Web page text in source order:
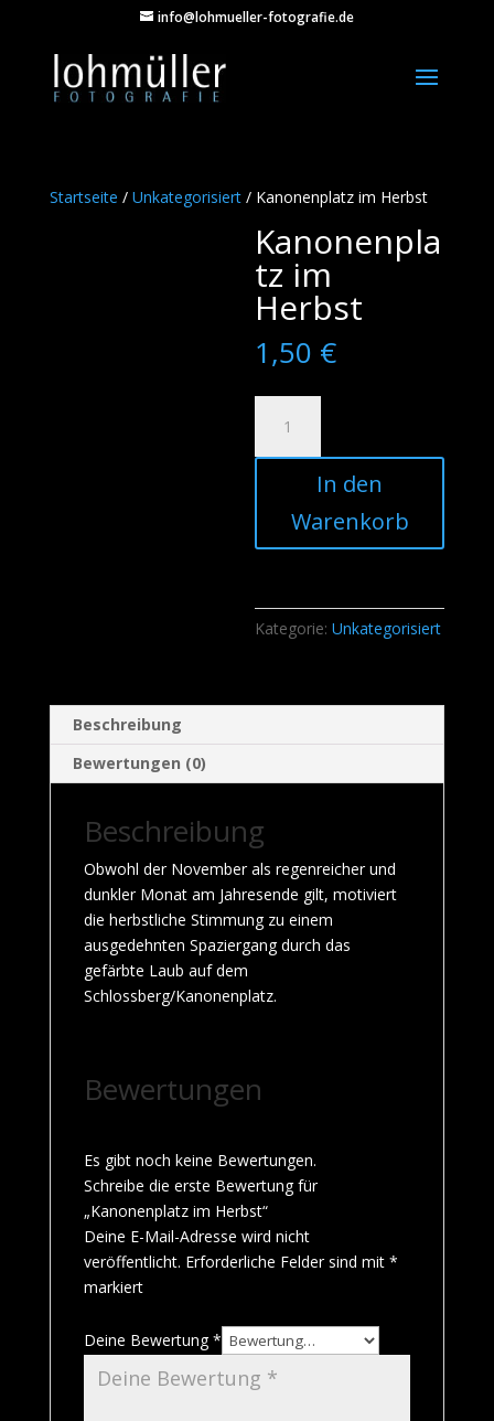
info@lohmueller-fotografie.de
Startseite / Unkategorisiert/ Kanonenplatz im Herbst
Kanonenpla
tz im
Herbst
1,50 €
Herbst
In den
Warenkorb
Kategorie:Unkategorisiert
Beschreibung
Bewertungen (0)
Beschreibung
Obwohl der November als regenreicher und
dunkler Monat am Jahresende gilt, motiviert
die herbstliche Stimmung zu einem
ausgedehnten Spaziergang durch das
gefärbte Laub auf dem
Schlossberg/Kanonenplatz.
Bewertungen
Es gibt noch keine Bewertungen.
Schreibe die erste Bewertung für
„Kanonenplatz im Herbst“
Deine E-Mail-Adresse wird nicht
veröffentlicht. Erforderliche Felder sind mit *
markiert
Deine Bewertung*